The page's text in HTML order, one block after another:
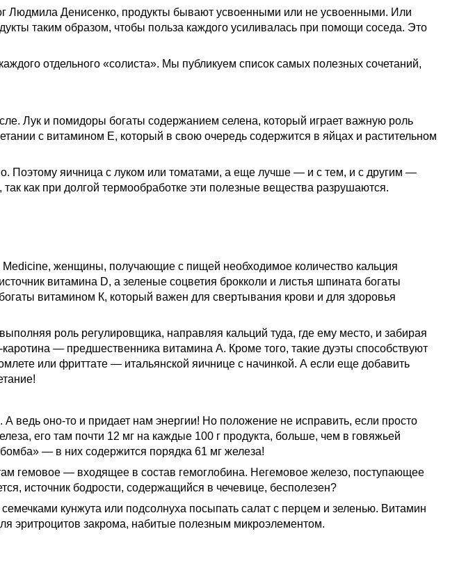
Людмила Денисенко, продукты бывают усвоенными или не усвоенными. Или
таким образом, чтобы польза каждого усиливалась при помощи соседа. Это
отдельного «солиста». Мы публикуем список самых полезных сочетаний,
Лук и помидоры богаты содержанием селена, который играет важную роль
с витамином Е, который в свою очередь содержится в яйцах и растительном
Поэтому яичница с луком или томатами, а еще лучше — и с тем, и с другим —
как при долгой термообработке эти полезные вещества разрушаются.
женщины, получающие с пищей необходимое количество кальция
витамина D, а зеленые соцветия брокколи и листья шпината богаты
витамином К, который важен для свертывания крови и для здоровья
роль регулировщика, направляя кальций туда, где ему место, и забирая
— предшественника витамина А. Кроме того, такие дуэты способствуют
или фриттате — итальянской яичнице с начинкой. А если еще добавить
ведь оно-то и придает нам энергии! Но положение не исправить, если просто
его там почти 12 мг на каждые 100 г продукта, больше, чем в говяжьей
— в них содержится порядка 61 мг железа!
гемовое — входящее в состав гемоглобина. Негемовое железо, поступающее
источник бодрости, содержащийся в чечевице, бесполезен?
кунжута или подсолнуха посыпать салат с перцем и зеленью. Витамин
эритроцитов закрома, набитые полезным микроэлементом.